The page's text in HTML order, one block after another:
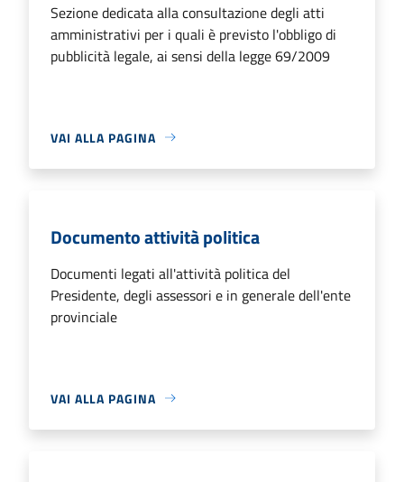
Sezione dedicata alla consultazione degli atti
amministrativi per i quali è previsto l'obbligo di
pubblicità legale, ai sensi della legge 69/2009
VAI ALLA PAGINA
Documento attività politica
Documenti legati all'attività politica del
Presidente, degli assessori e in generale dell'ente
provinciale
VAI ALLA PAGINA